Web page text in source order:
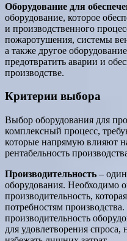
Оборудование для
оборудование, которое
и производственного
пожаротушения, системы
а также другое
предотвратить аварии и
производстве.
Критерии выбора
Выбор оборудования для
комплексный процесс,
которые напрямую влияют
рентабельность
Производительность –
оборудования. Необходимо
производительность,
потребностям
производительность
для удовлетворения